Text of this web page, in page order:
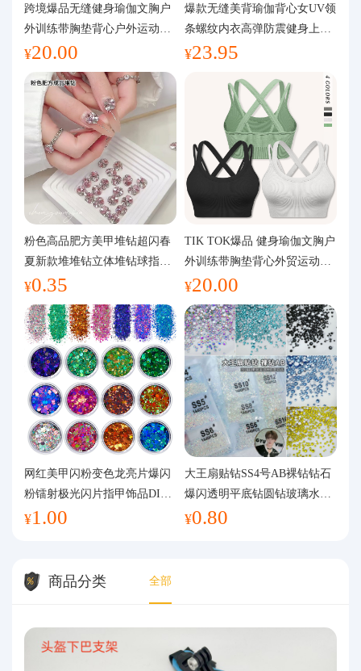
代购问答
关于我们
跨境爆品无缝健身瑜伽文胸户
外训练带胸垫背心户外运动瑜
伽服女
¥20.00
爆款无缝美背瑜伽背心女UV领
条螺纹内衣高弹防震健身上装
运动文胸
¥23.95
粉色高品肥方美甲堆钻超闪春
夏新款堆堆钻立体堆钻球指甲
装饰品
¥0.35
TIK TOK爆品 健身瑜伽文胸户
外训练带胸垫背心外贸运动瑜
伽服女
¥20.00
网红美甲闪粉变色龙亮片爆闪
粉镭射极光闪片指甲饰品DIY
手工流麻
¥1.00
大王扇贴钻SS4号AB裸钻钻石
爆闪透明平底钻圆钻玻璃水钻
美甲钻饰
¥0.80
商品分类 全部